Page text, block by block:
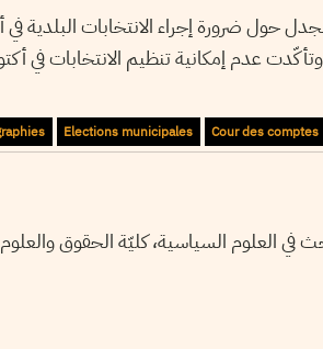
حول ضرورة إجراء الانتخابات البلدية
Cour des comptes
Elections municipales
ماجيستير بحث في العلوم السياسية، كليّة